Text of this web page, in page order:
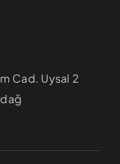
Cad. Uysal 2